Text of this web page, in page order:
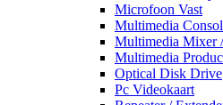
Microfoon Vast
Multimedia
Multimedia Mixer
Multimedia
Optical Disk Drive
Pc Videokaart